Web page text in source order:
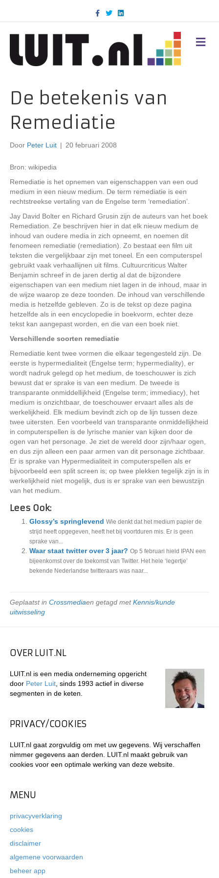
c
k
T
w
i
n
d
M
E
De betekenis van
Remediatie
Door Peter Luit | 20 februari 2008
Bron: wikipedia
Remediatie is het opnemen van eigenschappen van een oud
medium in een nieuw medium. De term remediatie is een
rechtstreekse vertaling van de Engelse term ‘remediation’.
Jay David Bolter en Richard Grusin zijn de auteurs van het boek
Remediation. Ze beschrijven hier in dat elk nieuw medium de
inhoud van oudere media in zich opneemt, en noemen dit
fenomeen remediatie (remediation). Zo bestaat een film uit
teksten die vergelijkbaar zijn met toneel. En een computerspel
gebruikt vaak verhaallijnen uit films. Cultuurcriticus Walter
Benjamin schreef in de jaren dertig al dat de bijzondere
eigenschapen van een medium niet lagen in de inhoud, maar in
de wijze waarop ze deze toonden. De inhoud van verschillende
media is hetzelfde gebleven. Zo is de tekst op deze pagina
hetzelfde als in een encyclopedie in boekvorm, echter deze
tekst kan aangepast worden, en die van een boek niet.
Verschillende soorten remediatie
Remediatie kent twee vormen die elkaar tegengesteld zijn. De
eerste is hypermedialiteit (Engelse term; hypermediality), er
wordt nadruk gelegd op het medium, de toeschouwer is zich
bewust dat er sprake is van een medium. De tweede is
transparante onmiddellijkheid (Engelse term; immediacy), het
medium is onzichtbaar, de toeschouwer ervaart alles als de
werkelijkheid. Elk medium bevindt zich op de lijn tussen deze
twee uitersten. Een voorbeeld van transparante onmiddellijkheid
in computerspellen is de lyrische manier van kijken door de
ogen van het personage. Je ziet de wereld door zijn/haar ogen,
en dus zijn alleen een paar armen van dit personage zichtbaar.
Er is sprake van Hypermedialiteit in computerspellen als er
bijvoorbeeld een split screen is; op twee plekken tegelijk zijn is in
werkelijkheid niet mogelijk, dus is er sprake van een bewustzijn
van het medium.
Lees Ook:
Glossy’s springlevend Wie denkt dat het medium papier de
strijd heeft opgegeven, heeft het bij voortduren mis. Er is geen
sprake van...
Waar staat twitter over 3 jaar? Op 5 februari hield IPAN een
bijeenkomst over de toekomst van Twitter. Het hele ‘legertje’
bekende Nederlandse twitteraars was naar...
Geplaatst in Crossmediaen getagd metKennis/kunde
uitwisseling
OVER LUIT.NL
LUIT.nl is een media onderneming opgericht
door Peter Luit , sinds 1993 actief in diverse
segmenten in de keten.
PRIVACY/COOKIES
LUIT.nl gaat zorgvuldig om met uw gegevens. Wij verschaffen
nimmer gegevens aan derden. LUIT.nl maakt gebruik van
cookies voor een optimale werking van deze website.
MENU
privacyverklaring
cookies
disclaimer
algemene voorwaarden
beheer app